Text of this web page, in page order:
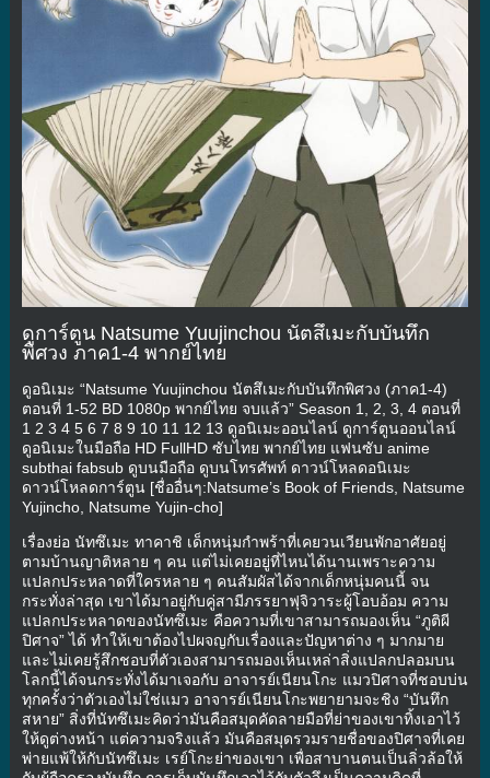
ดูการ์ตูน Natsume Yuujinchou นัตสึเมะกับบันทึก
พิศวง ภาค1-4 พากย์ไทย
ดูอนิเมะ “Natsume Yuujinchou นัตสึเมะกับบันทึกพิศวง (ภาค1-4)
ตอนที่ 1-52 BD 1080p พากย์ไทย จบแล้ว” Season 1, 2, 3, 4 ตอนที่
1 2 3 4 5 6 7 8 9 10 11 12 13 ดูอนิเมะออนไลน์ ดูการ์ตูนออนไลน์
ดูอนิเมะในมือถือ HD FullHD ซับไทย พากย์ไทย แฟนซับ anime
subthai fabsub ดูบนมือถือ ดูบนโทรศัพท์ ดาวน์โหลดอนิเมะ
ดาวน์โหลดการ์ตูน [ชื่ออื่นๆ:Natsume’s Book of Friends, Natsume
Yujincho, Natsume Yujin-cho]
เรื่องย่อ นัทซึเมะ ทาคาชิ เด็กหนุ่มกำพร้าที่เคยวนเวียนพักอาศัยอยู่
ตามบ้านญาติหลาย ๆ คน แต่ไม่เคยอยู่ที่ไหนได้นานเพราะความ
แปลกประหลาดที่ใครหลาย ๆ คนสัมผัสได้จากเด็กหนุ่มคนนี้ จน
กระทั่งล่าสุด เขาได้มาอยู่กับคู่สามีภรรยาฟุจิวาระผู้โอบอ้อม ความ
แปลกประหลาดของนัทซึเมะ คือความที่เขาสามารถมองเห็น “ภูติผี
ปิศาจ” ได้ ทำให้เขาต้องไปผจญกับเรื่องและปัญหาต่าง ๆ มากมาย
และไม่เคยรู้สึกชอบที่ตัวเองสามารถมองเห็นเหล่าสิ่งแปลกปลอมบน
โลกนี้ได้จนกระทั่งได้มาเจอกับ อาจารย์เนียนโกะ แมวปิศาจที่ชอบบ่น
ทุกครั้งว่าตัวเองไม่ใช่แมว อาจารย์เนียนโกะพยายามจะชิง “บันทึก
สหาย” สิ่งที่นัทซึเมะคิดว่ามันคือสมุดคัดลายมือที่ย่าของเขาทิ้งเอาไว้
ให้ดูต่างหน้า แต่ความจริงแล้ว มันคือสมุดรวมรายชื่อของปิศาจที่เคย
พ่ายแพ้ให้กับนัทซึเมะ เรย์โกะย่าของเขา เพื่อสาบานตนเป็นลิ่วล้อให้